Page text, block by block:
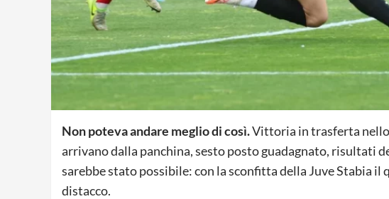
Non poteva andare meglio di così.Vittoria in trasferta
arrivano dalla panchina, sesto posto guadagnato, risultati
sarebbe stato possibile: con la sconfitta della Juve Stabia il
distacco.